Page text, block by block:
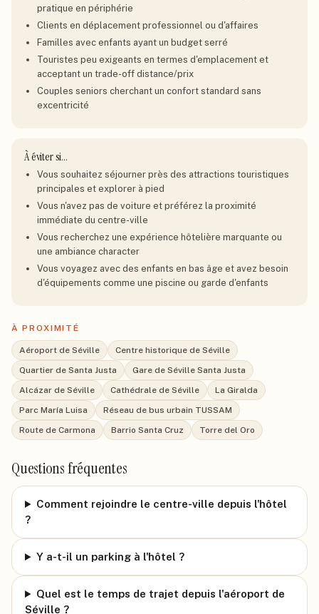
pratique en périphérie
Clients en déplacement professionnel ou d'affaires
Familles avec enfants ayant un budget serré
Touristes peu exigeants en termes d'emplacement et
acceptant un trade-off distance/prix
Couples seniors cherchant un confort standard sans
excentricité
À éviter si…
Vous souhaitez séjourner près des attractions touristiques
principales et explorer à pied
Vous n'avez pas de voiture et préférez la proximité
immédiate du centre-ville
Vous recherchez une expérience hôtelière marquante ou
une ambiance character
Vous voyagez avec des enfants en bas âge et avez besoin
d'équipements comme une piscine ou garde d'enfants
À PROXIMITÉ
Aéroport de Séville
Centre historique de Séville
Quartier de Santa Justa
Gare de Séville Santa Justa
Alcázar de Séville
Cathédrale de Séville
La Giralda
Parc María Luisa
Réseau de bus urbain TUSSAM
Route de Carmona
Barrio Santa Cruz Torre del Oro
Questions fréquentes
Comment rejoindre le centre-ville depuis l'hôtel
?
Y a-t-il un parking à l'hôtel ?
Quel est le temps de trajet depuis l'aéroport de
Séville ?